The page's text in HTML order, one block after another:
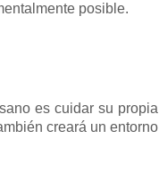
posible.
es cuidar su propia
creará un entorno